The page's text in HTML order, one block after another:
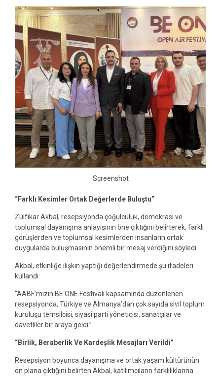
Screenshot
“Farklı Kesimler Ortak Değerlerde Buluştu”
Zülfikar Akbal, resepsiyonda çoğulculuk, demokrasi ve
toplumsal dayanışma anlayışının öne çıktığını belirterek, farklı
görüşlerden ve toplumsal kesimlerden insanların ortak
duygularda buluşmasının önemli bir mesaj verdiğini söyledi.
Akbal, etkinliğe ilişkin yaptığı değerlendirmede şu ifadeleri
kullandı:
“AABF’mizin BE ONE Festivali kapsamında düzenlenen
resepsiyonda, Türkiye ve Almanya’dan çok sayıda sivil toplum
kuruluşu temsilcisi, siyasi parti yöneticisi, sanatçılar ve
davetliler bir araya geldi.”
“Birlik, Beraberlik Ve Kardeşlik Mesajları Verildi”
Resepsiyon boyunca dayanışma ve ortak yaşam kültürünün
ön plana çıktığını belirten Akbal, katılımcıların farklılıklarına